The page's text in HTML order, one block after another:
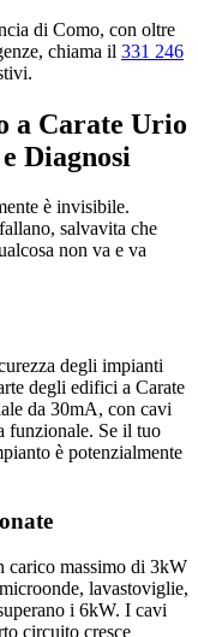
di Como, con oltre
chiama il 331 246
a Carate Urio
Diagnosi
è invisibile.
salvavita che
non va e va
degli impianti
degli edifici a Carate
da 30mA, con cavi
funzionale. Se il tuo
è potenzialmente
carico massimo di 3kW
lavastoviglie,
i 6kW. I cavi
circuito cresce